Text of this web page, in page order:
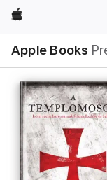
Apple
Apple Books
Nav
Open
Menu